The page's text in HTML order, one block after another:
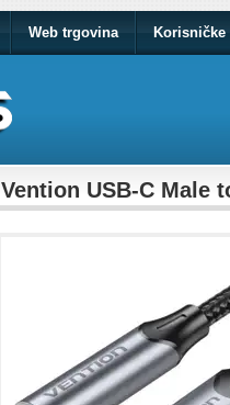
Web trgovina Korisničke
Vention USB-C Male